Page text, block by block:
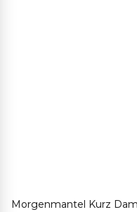
Morgenmantel Kurz